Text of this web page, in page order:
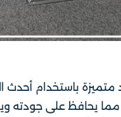
باستخدام أحدث
مما يحافظ على جودته